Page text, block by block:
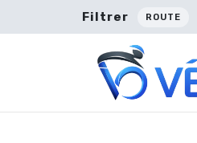
Filtrer ROUTE